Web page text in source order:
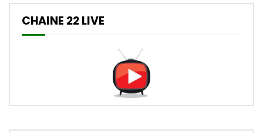
CHAINE 22 LIVE